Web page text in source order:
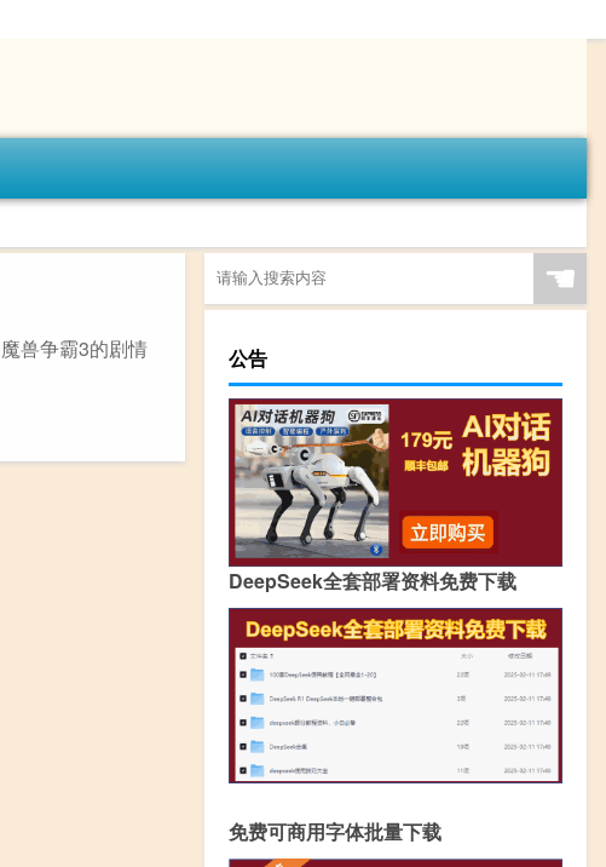
兽争霸3的剧情
☚
公告
DeepSeek全套部署资料免费下载
免费可商用字体批量下载